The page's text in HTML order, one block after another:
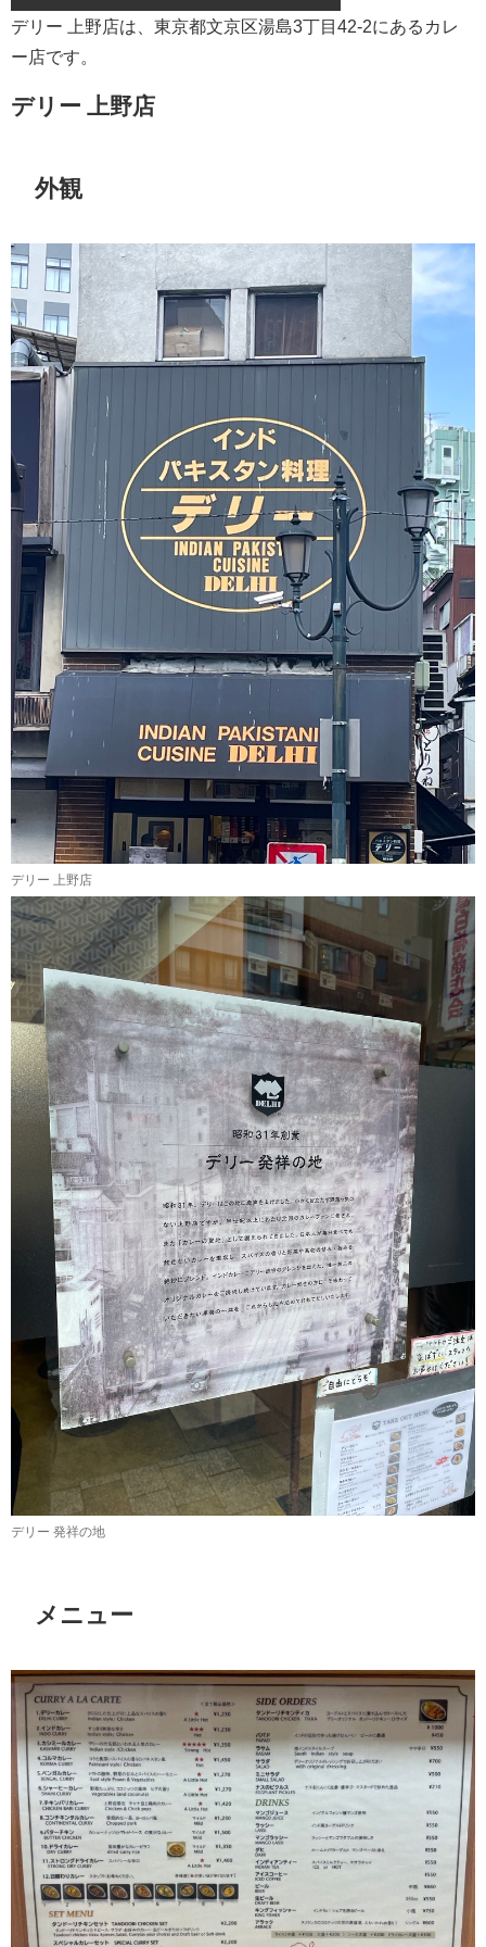
デリー 上野店は、東京都文京区湯島3丁目42-2にあるカレ
ー店です。
デリー 上野店
外観
デリー 上野店
デリー 発祥の地
メニュー